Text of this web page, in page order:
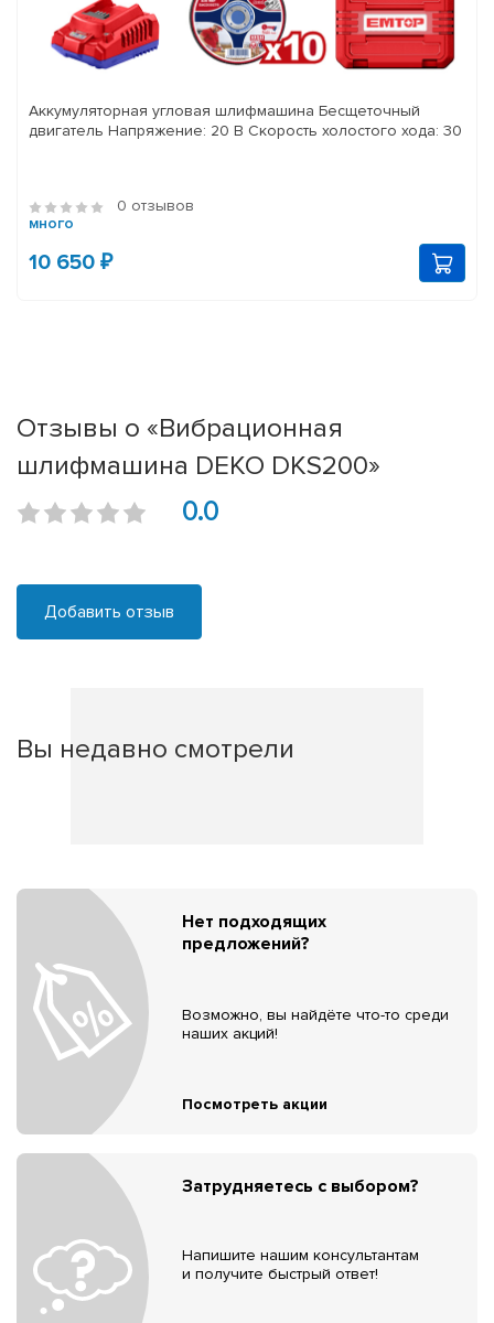
Аккумуляторная угловая шлифмашина Бесщеточный
двигатель Напряжение: 20 В Скорость холостого хода: 30
0 отзывов
много
10 650 ₽
Отзывы о «Вибрационная
шлифмашина DEKO DKS200»
0.0
Добавить отзыв
Вы недавно смотрели
Нет подходящих
предложений?
Возможно, вы найдёте что-то среди
наших акций!
Посмотреть акции
Затрудняетесь с выбором?
Напишите нашим консультантам
и получите быстрый ответ!